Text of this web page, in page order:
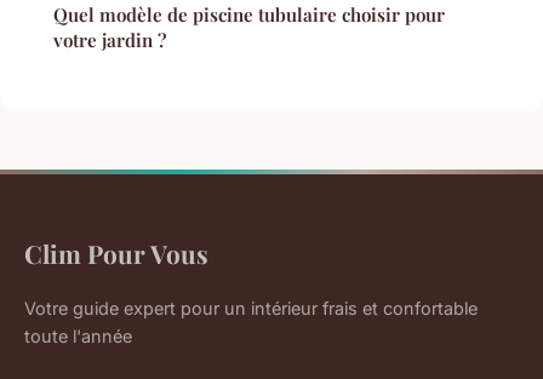
Quel modèle de piscine tubulaire choisir pour
votre jardin ?
Clim Pour Vous
Votre guide expert pour un intérieur frais et confortable
toute l'année